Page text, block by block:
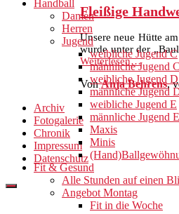
Handball
Damen
Herren
Jugend
weibliche Jugend C
männliche Jugend C
weibliche Jugend D
männliche Jugend
weibliche Jugend E
männliche Jugend E
Maxis
Minis
Fit & Gesund
Alle Stunden auf einen
Angebot Montag
Fit in die Woche
Fleißige
Unsere neue Hütte
wurde unter der
Weiterlesen…
VonAnja Behrens,
Archiv
Fotogalerie
Chronik
Impressum
Datenschutz